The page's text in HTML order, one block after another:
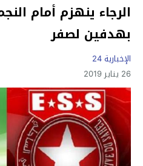
الرجاء ينهزم أمام
بهدفين لصفر
الإخبارية 24
26 يناير 2019